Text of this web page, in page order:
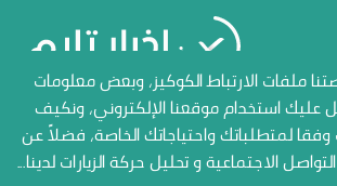
جميع الحقوق محفوظة المنصة
ملفات الارتباط الكوكيز، وبعض معلومات
استخدام موقعنا الإلكتروني، ونكيف
وفقا لمتطلباتك واحتياجاتك الخاصة، فضلاً عن
الاجتماعية و تحليل حركة الزيارات لدينا...